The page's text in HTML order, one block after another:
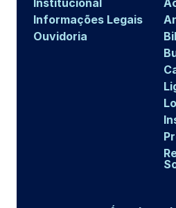
Informações Legais
Ouvidoria